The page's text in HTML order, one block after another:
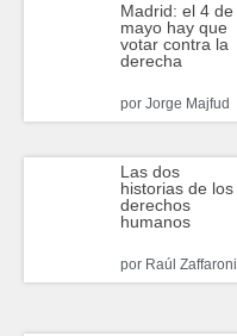
Madrid: el 4 de
mayo hay que
votar contra la
derecha
porJorge Majfud
Las dos
historias de los
derechos
humanos
porRaúl Zaffaroni